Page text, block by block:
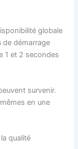
globale
de démarrage
1 et 2 secondes
survenir.
en une
qualité